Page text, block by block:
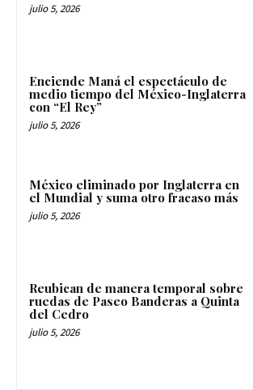
julio 5, 2026
Enciende Maná el espectáculo de
medio tiempo del México-Inglaterra
con “El Rey”
julio 5, 2026
México eliminado por Inglaterra en
el Mundial y suma otro fracaso más
julio 5, 2026
Reubican de manera temporal sobre
ruedas de Paseo Banderas a Quinta
del Cedro
julio 5, 2026